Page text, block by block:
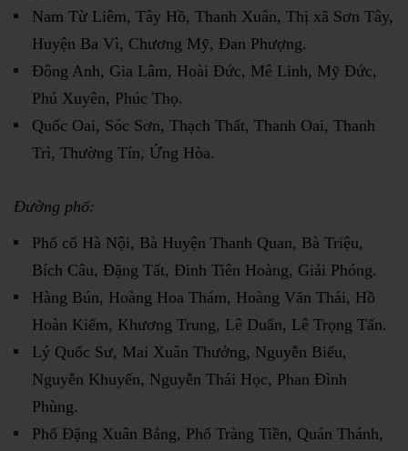
Nam Từ Liêm, Tây Hồ, Thanh Xuân, Thị xã Sơn Tây,
Huyện Ba Vì, Chương Mỹ, Đan Phượng.
Đông Anh, Gia Lâm, Hoài Đức, Mê Linh, Mỹ Đức,
Phú Xuyên, Phúc Thọ.
Quốc Oai, Sóc Sơn, Thạch Thất, Thanh Oai, Thanh
Trì, Thường Tín, Ứng Hòa.
Đường phố:
Phố cổ Hà Nội, Bà Huyện Thanh Quan, Bà Triệu,
Bích Câu, Đặng Tất, Đinh Tiên Hoàng, Giải Phóng.
Hàng Bún, Hoàng Hoa Thám, Hoàng Văn Thái, Hồ
Hoàn Kiếm, Khương Trung, Lê Duẩn, Lê Trọng Tấn.
Lý Quốc Sư, Mai Xuân Thưởng, Nguyễn Biểu,
Nguyễn Khuyến, Nguyễn Thái Học, Phan Đình
Phùng.
Phố Đặng Xuân Bảng, Phố Tràng Tiền, Quán Thánh,